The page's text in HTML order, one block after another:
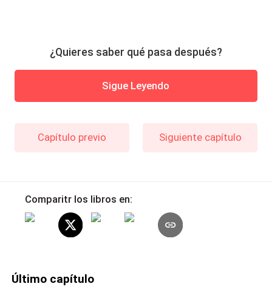
¿Quieres saber qué pasa después?
Sigue Leyendo
Capítulo previo Siguiente capítulo
Comparitr los libros en:
Último capítulo